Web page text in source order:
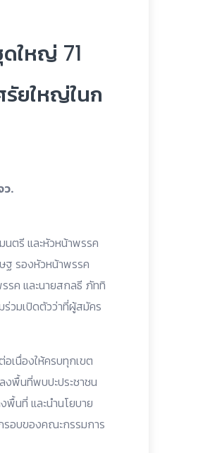
ใหญ่ 71
ยใหญ่ในก
ว.
ตรี และหัวหน้าพรรค
ฐ รองหัวหน้าพรรค
ค และนายสกลธี ภัททิ
ร่วมเปิดตัวว่าที่ผู้สมัคร
อเนื่องให้ครบทุกเขต
งพื้นที่พบปะประชาชน
พื้นที่ และนำนโยบาย
รอบของคณะกรรมการ